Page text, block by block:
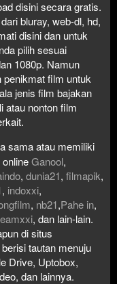
disini secara gratis.
bluray, web-dl, hd,
disini dan untuk
pilih sesuai
1080p. Namun
film untuk
jenis film bajakan
atau nonton film
sama atau memiliki
Ganool,
, dunia21, filmapik,
, indoxxi,
, nb21,Pahe in,
, dan lain-lain.
di situs
tautan menuju
Drive, Uptobox,
dan lainnya.